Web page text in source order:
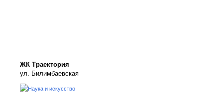
ЖК Траектория
ул. Билимбаевская